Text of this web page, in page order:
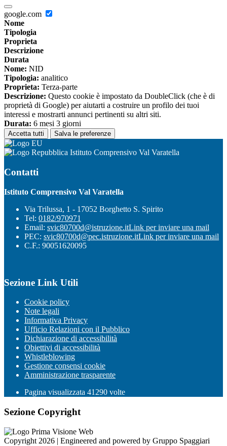
google.com
Nome
Tipologia
Proprieta
Descrizione
Durata
Nome: NID
Tipologia: analitico
Proprieta: Terza-parte
Descrizione: Questo cookie è impostato da DoubleClick (che è di
proprietà di Google) per aiutarti a costruire un profilo dei tuoi
interessi e mostrarti annunci pertinenti su altri siti.
Durata: 6 mesi 3 giorni
Accetta tutti Salva le preferenze
Istituto Comprensivo Val Varatella
Contatti
Istituto Comprensivo Val Varatella
Via Trilussa, 1 - 17052 Borghetto S. Spirito
Tel: 0182/970971
Email: svic80700d@istruzione.itLink per inviare una mail
PEC: svic80700d@pec.istruzione.itLink per inviare una mail
C.F.: 90051620095
Sezione Link Utili
Cookie policy
Note legali
Informativa Privacy
Ufficio Relazioni con il Pubblico
Dichiarazione di accessibilità
Obiettivi di accessibilità
Whistleblowing
Gestione consensi cookie
Amministrazione trasparente
Pagina visualizzata 41290 volte
Sezione Copyright
Copyright 2026 | Engineered and powered by Gruppo Spaggiari